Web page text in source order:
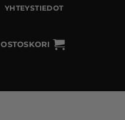
YHTEYSTIEDOT
OSTOSKORI